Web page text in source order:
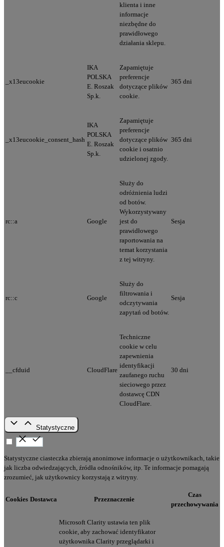
klienta i inne
informacje
niezbędne do
prawidłowego
działania sklepu.
_x13eucookie
IKA
POLSKA
E. Roszak
Sp.k.
Zapamiętuje
preferencje
dotyczące plików
cookie.
365 dni
_x13eucookie_consent_hash
IKA
POLSKA
E. Roszak
Sp.k.
Zapamiętuje
preferencje
dotyczące plików
cookie i osatnio
udzielonej zgody.
365 dni
rc::a Google
Służy do
odróżnienia ludzi
od botów.
Wykorzystywany
jest do
prawidłowego
raportowania na
temat korzystania
z tej witryny.
Sesja
rc::c Google
Służy do
filtrowania i
odczytywania
zapytań od botów.
Sesja
__cfduid CloudFlare
Techniczne
cookie w celu
zapewnienia
identyfikacji
zaufanego ruchu
sieciowego przez
dostawcę CDN
CloudFlare.
30 dni
Statystyczne
Statystyczne ciasteczka zbierają anonimowe informacje o użytkownikach, takie
jak liczba odwiedzających, źródła odnośników, itp. Te informacje pomagają
zrozumieć, jak użytkownicy korzystają z witryny.
Cookies Dostawca Przeznaczenie
Czas
przechowywania
Microsoft Clarity ustawia ten plik
cookie, aby zachować identyfikator
użytkownika Clarity przeglądarki i